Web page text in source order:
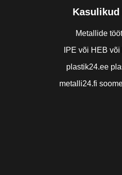
Kasulikud
Metallide
IPE või HEB
plastik24.ee
metalli24.fi